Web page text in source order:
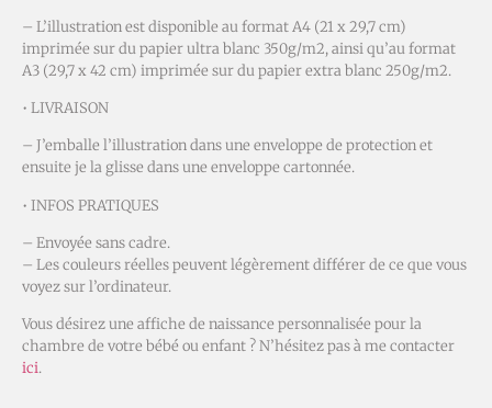
– L’illustration est disponible au format A4 (21 x 29,7 cm)
imprimée sur du papier ultra blanc 350g/m2, ainsi qu’au format
A3 (29,7 x 42 cm) imprimée sur du papier extra blanc 250g/m2.
• LIVRAISON
– J’emballe l’illustration dans une enveloppe de protection et
ensuite je la glisse dans une enveloppe cartonnée.
• INFOS PRATIQUES
– Envoyée sans cadre.
– Les couleurs réelles peuvent légèrement différer de ce que vous
voyez sur l’ordinateur.
Vous désirez une affiche de naissance personnalisée pour la
chambre de votre bébé ou enfant ? N’hésitez pas à me contacter
ici.